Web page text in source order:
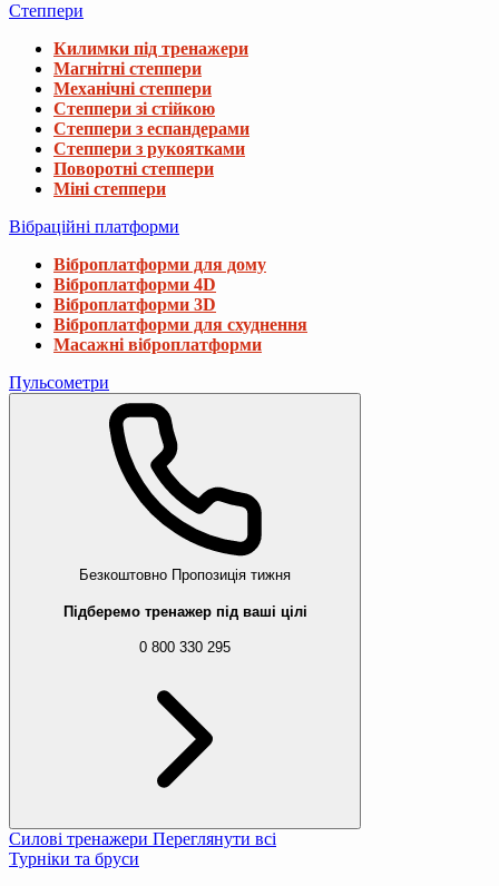
Степпери
Килимки під тренажери
Магнітні степпери
Механічні степпери
Степпери зі стійкою
Степпери з еспандерами
Степпери з рукоятками
Поворотні степпери
Міні степпери
Вібраційні платформи
Віброплатформи для дому
Віброплатформи 4D
Віброплатформи 3D
Віброплатформи для схуднення
Масажні віброплатформи
Пульсометри
Безкоштовно Пропозиція тижня
Підберемо тренажер під ваші цілі
0 800 330 295
Силові тренажери Переглянути всі
Турніки та бруси